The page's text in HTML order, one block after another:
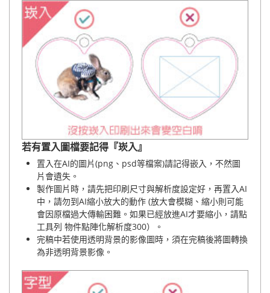
若有置入圖檔要記得『崁入』
置入在AI的圖片(png、psd等檔案)請記得嵌入，不然圖
片會遺失。
製作圖片時，請先把印刷尺寸與解析度設定好，再置入AI
中，請勿到AI縮小放大的動作 (放大會模糊、縮小則可能
會因原檔過大傳輸困難。如果已經放進AI才要縮小，請點
工具列 物件點陣化解析度300）。
完稿中若使用透明背景的影像圖時，須在完稿後將圖轉換
為非透明背景影像。